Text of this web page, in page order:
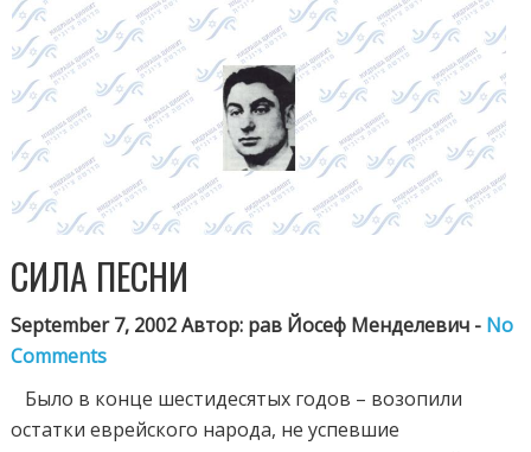
СИЛА ПЕСНИ
September 7, 2002 Автор: рав Йосеф Менделевич - No
Comments
Было в конце шестидесятых годов – возопили
остатки еврейского народа, не успевшие